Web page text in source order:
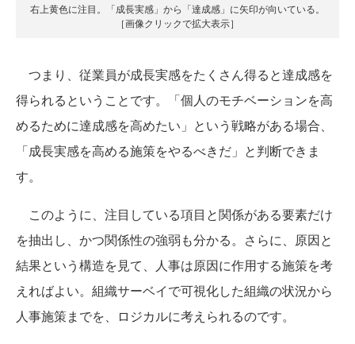
右上黄色に注目。「成長実感」から「達成感」に矢印が向いている。
［画像クリックで拡大表示］
つまり、従業員が成長実感をたくさん得ると達成感を
得られるということです。「個人のモチベーションを高
めるために達成感を高めたい」という戦略がある場合、
「成長実感を高める施策をやるべきだ」と判断できま
す。
このように、注目している項目と関係がある要素だけ
を抽出し、かつ関係性の強弱も分かる。さらに、原因と
結果という構造を見て、人事は原因に作用する施策を考
えればよい。組織サーベイで可視化した組織の状況から
人事施策までを、ロジカルに考えられるのです。